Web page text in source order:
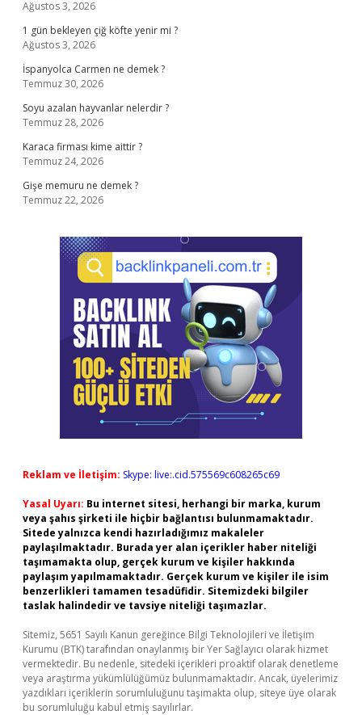
Ağustos 3, 2026
1 gün bekleyen çiğ köfte yenir mi ?
Ağustos 3, 2026
İspanyolca Carmen ne demek ?
Temmuz 30, 2026
Soyu azalan hayvanlar nelerdir ?
Temmuz 28, 2026
Karaca firması kime aittir ?
Temmuz 24, 2026
Gişe memuru ne demek ?
Temmuz 22, 2026
Reklam ve İletişim: Skype: live:.cid.575569c608265c69
Yasal Uyarı: Bu internet sitesi, herhangi bir marka, kurum
veya şahıs şirketi ile hiçbir bağlantısı bulunmamaktadır.
Sitede yalnızca kendi hazırladığımız makaleler
paylaşılmaktadır. Burada yer alan içerikler haber niteliği
taşımamakta olup, gerçek kurum ve kişiler hakkında
paylaşım yapılmamaktadır. Gerçek kurum ve kişiler ile isim
benzerlikleri tamamen tesadüfidir. Sitemizdeki bilgiler
taslak halindedir ve tavsiye niteliği taşımazlar.
Sitemiz, 5651 Sayılı Kanun gereğince Bilgi Teknolojileri ve İletişim
Kurumu (BTK) tarafından onaylanmış bir Yer Sağlayıcı olarak hizmet
vermektedir. Bu nedenle, sitedeki içerikleri proaktif olarak denetleme
veya araştırma yükümlülüğümüz bulunmamaktadır. Ancak, üyelerimiz
yazdıkları içeriklerin sorumluluğunu taşımakta olup, siteye üye olarak
bu sorumluluğu kabul etmiş sayılırlar.